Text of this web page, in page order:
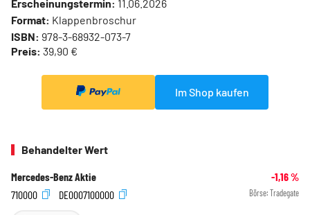
Erscheinungstermin: 11.06.2026
Format: Klappenbroschur
ISBN: 978-3-68932-073-7
Preis: 39,90 €
Im Shop kaufen
Behandelter Wert
Mercedes-Benz Aktie -1,16%
710000
DE0007100000 Börse: Tradegate